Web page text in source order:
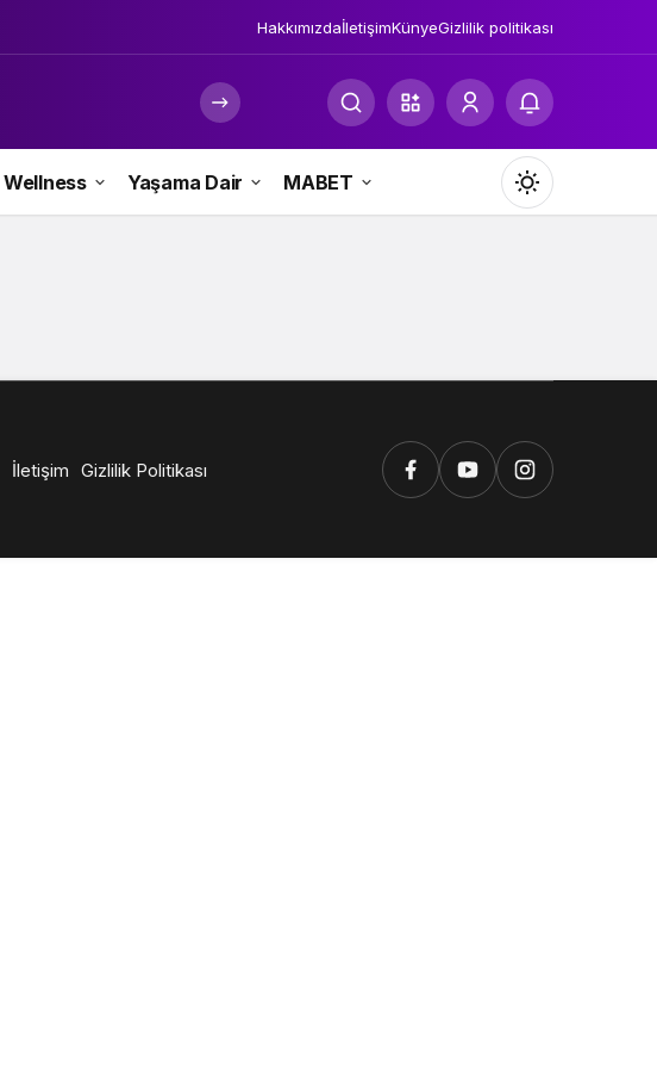
HakkımızdaİletişimKünyeGizlilik politikası
Wellness Yaşama Dair MABET
Mod
değiştir
Gece modunu seçin.
Sistem Modu
İletişim Gizlilik Politikası